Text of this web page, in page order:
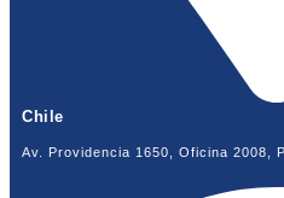
Chile
Av. Providencia 1650, Oficina 2008,